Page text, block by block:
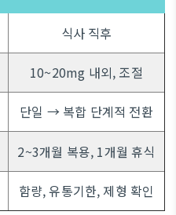
식사 직후
10~20mg 내외, 조절
단일 → 복합 단계적 전환
2~3개월 복용, 1개월 휴식
함량, 유통기한, 제형 확인